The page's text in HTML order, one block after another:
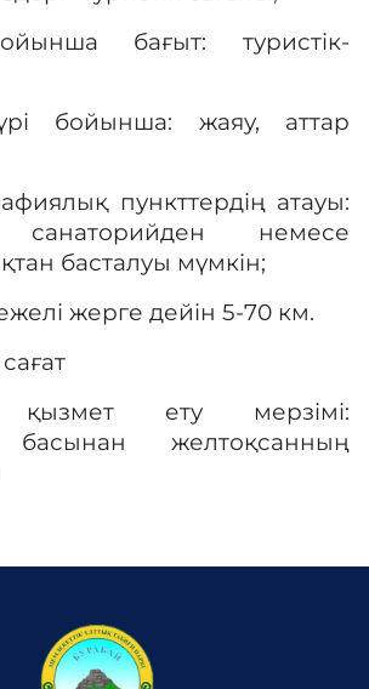
аулау онлайн
бағыт: туристік-
бойынша: жаяу, аттар
пункттердің атауы:
санаторийден немесе
басталуы мүмкін;
жерге дейін 5-70 км.
қызмет ету мерзімі:
басынан желтоқсанның